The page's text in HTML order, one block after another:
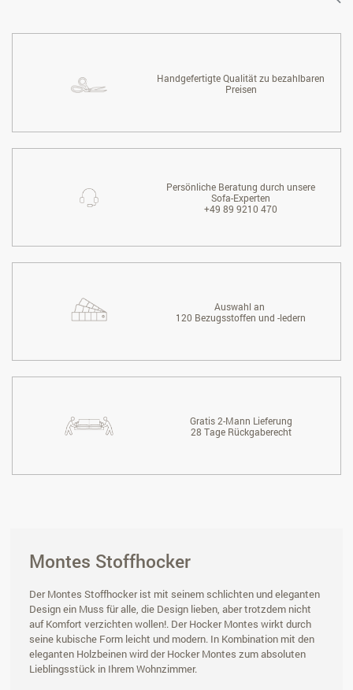
Handgefertigte Qualität zu bezahlbaren
Preisen
Persönliche Beratung durch unsere
Sofa-Experten
+49 89 9210 470
Auswahl an
120 Bezugsstoffen und -ledern
Gratis 2-Mann Lieferung
28 Tage Rückgaberecht
Montes Stoffhocker
Der Montes Stoffhocker ist mit seinem schlichten und eleganten
Design ein Muss für alle, die Design lieben, aber trotzdem nicht
auf Komfort verzichten wollen!. Der Hocker Montes wirkt durch
seine kubische Form leicht und modern. In Kombination mit den
eleganten Holzbeinen wird der Hocker Montes zum absoluten
Lieblingsstück in Ihrem Wohnzimmer.